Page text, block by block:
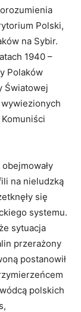
Polski,
na Sybir.
1940 –
Polaków
Światowej
na nieludzką
się
systemu.
sytuacja
przerażony
postanowił
polskich